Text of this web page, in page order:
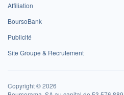
Affiliation
BoursoBank
Publicité
Site Groupe & Recrutement
Copyright © 2026